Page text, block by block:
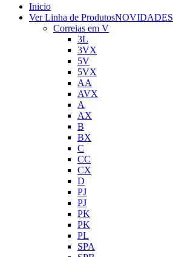
Inicio
Ver Linha de ProdutosNOVIDADES
Correias em V
3L
3VX
5V
5VX
AA
AVX
A
AX
B
BX
C
CC
CX
D
PJ
PJ
PK
PK
PL
SPA